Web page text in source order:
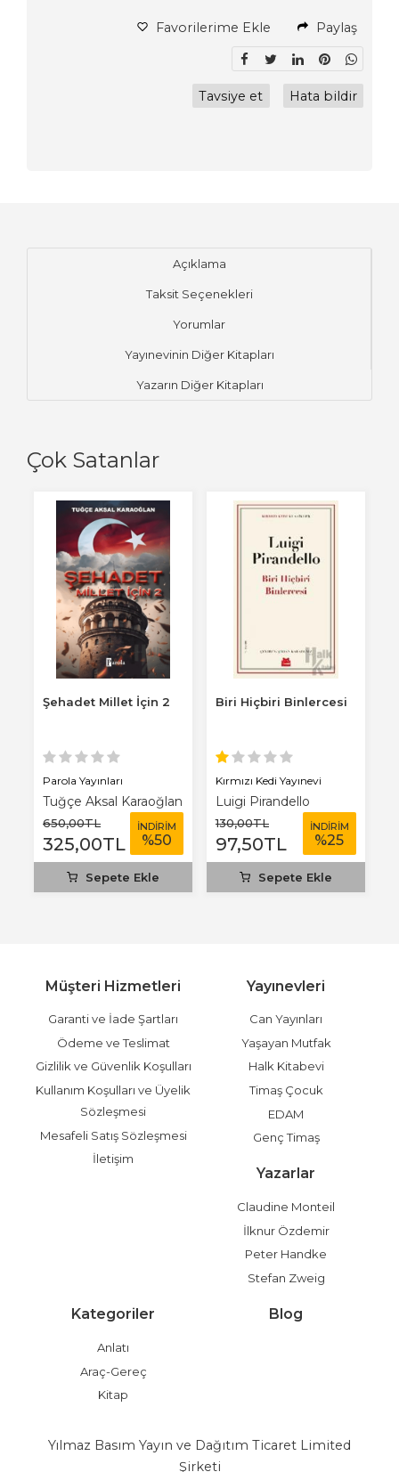
Favorilerime Ekle Paylaş
Tavsiye et Hata bildir
Açıklama
Taksit Seçenekleri
Yorumlar
Yayınevinin Diğer Kitapları
Yazarın Diğer Kitapları
Çok Satanlar
Şehadet Millet İçin 2
Parola Yayınları
Tuğçe Aksal Karaoğlan
650,00TL
325,00TL
İNDİRİM
%50
Sepete Ekle
Biri Hiçbiri Binlercesi
Kırmızı Kedi Yayınevi
Luigi Pirandello
130,00TL
97,50TL
İNDİRİM
%25
Sepete Ekle
Müşteri Hizmetleri
Garanti ve İade Şartları
Ödeme ve Teslimat
Gizlilik ve Güvenlik Koşulları
Kullanım Koşulları ve Üyelik
Sözleşmesi
Mesafeli Satış Sözleşmesi
İletişim
Yayınevleri
Can Yayınları
Yaşayan Mutfak
Halk Kitabevi
Timaş Çocuk
EDAM
Genç Timaş
Yazarlar
Claudine Monteil
İlknur Özdemir
Peter Handke
Stefan Zweig
Kategoriler
Anlatı
Araç-Gereç
Kitap
Blog
Yılmaz Basım Yayın ve Dağıtım Ticaret Limited
Şirketi